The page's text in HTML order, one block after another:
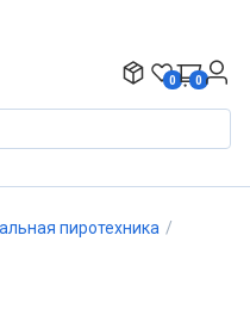
0 0
пиротехника /